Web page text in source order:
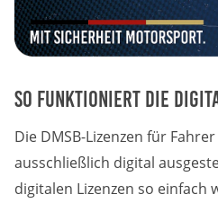
So funktioniert die
Die DMSB-Lizenzen für
ausschließlich digital
digitalen Lizenzen so einfach